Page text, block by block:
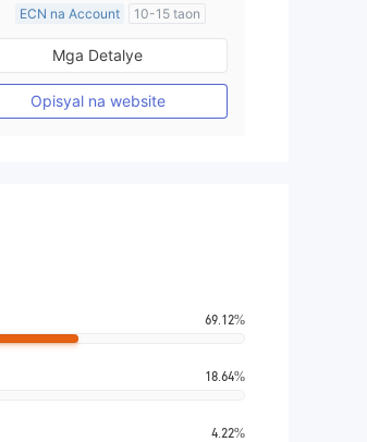
ECN na Account
10-15 taon
Kinokontrol sa Australia
Paggawa ng Market (MM)
Pangunahing label na MT4
Mga Detalye
Opisyal na website
69.12%
18.64%
4.22%